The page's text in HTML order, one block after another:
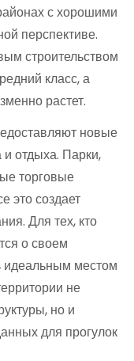
с хорошими
перспективе.
строительством
класс, а
растет.
новые
и отдыха. Парки,
торговые
это создает
Для тех, кто
о своем
идеальным местом
не
но и
для прогулок